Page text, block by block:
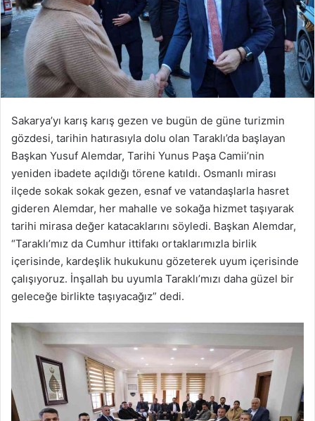
Sakarya’yı karış karış gezen ve bugün de güne turizmin
gözdesi, tarihin hatırasıyla dolu olan Taraklı’da başlayan
Başkan Yusuf Alemdar, Tarihi Yunus Paşa Camii’nin
yeniden ibadete açıldığı törene katıldı. Osmanlı mirası
ilçede sokak sokak gezen, esnaf ve vatandaşlarla hasret
gideren Alemdar, her mahalle ve sokağa hizmet taşıyarak
tarihi mirasa değer katacaklarını söyledi. Başkan Alemdar,
“Taraklı’mız da Cumhur ittifakı ortaklarımızla birlik
içerisinde, kardeşlik hukukunu gözeterek uyum içerisinde
çalışıyoruz. İnşallah bu uyumla Taraklı’mızı daha güzel bir
geleceğe birlikte taşıyacağız” dedi.